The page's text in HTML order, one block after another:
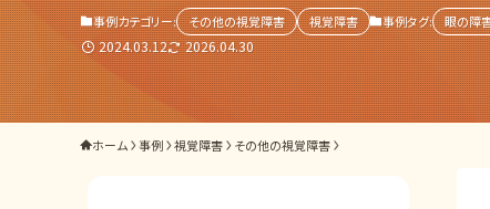
県内 No.1 の豊富な知識と経験
ご相談事例をみる
外出困難でもOK
事例カテゴリー: その他の視覚障害 視覚障害 事例タグ: 眼の障
2024.03.12 2026.04.30
ホーム 事例 視覚障害 その他の視覚障害